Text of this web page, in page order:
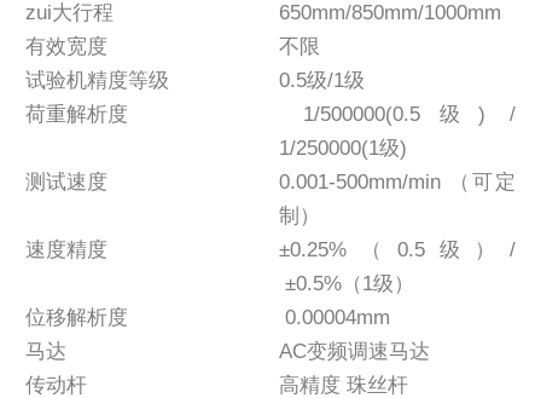
zui大行程
650mm/850mm/1000mm
有效宽度
不限
试验机精度等级
0.5级/1级
荷重解析度
1/500000(0.5级) /
1/250000(1级)
测试速度
0.001-500mm/min （可定
制）
速度精度
±0.25%（0.5级）/
±0.5%（1级）
位移解析度
0.00004mm
马达
AC变频调速马达
传动杆
高精度 珠丝杆